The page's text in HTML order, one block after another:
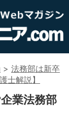
> 法務部は新卒
士解説】
業法務部